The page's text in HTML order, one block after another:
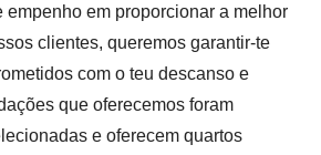
empenho em proporcionar a melhor
clientes, queremos garantir-te
com o teu descanso e
que oferecemos foram
e oferecem quartos